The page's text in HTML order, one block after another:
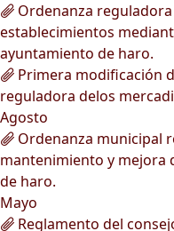
Ordenanza
establecimientos
ayuntamiento de haro.
Primera modificación
reguladora delos
Agosto
Ordenanza municipal
mantenimiento y mejora
de haro.
Mayo
Reglamento del